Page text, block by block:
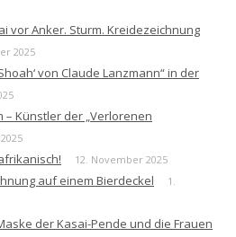
vor Anker. Sturm. Kreidezeichnung
2025
von Claude Lanzmann“ in der
– Künstler der „Verlorenen
12. November 2025
auf einem Bierdeckel
1.
der Kasai-Pende und die Frauen